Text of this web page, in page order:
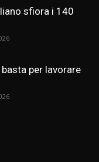
sfiora i 140
per lavorare